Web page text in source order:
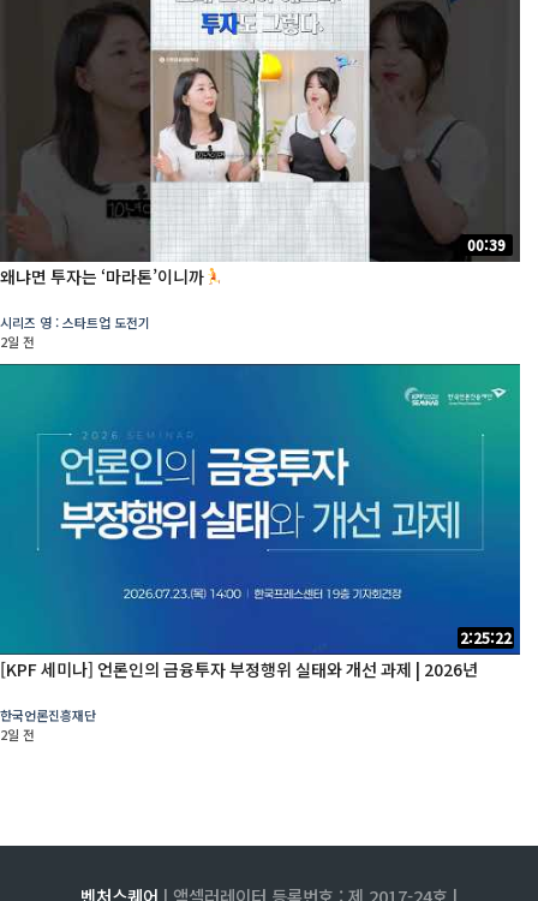
00:39
왜냐면 투자는 ‘마라톤’이니까
시리즈 영 : 스타트업 도전기
2일 전
2:25:22
[KPF 세미나] 언론인의 금융투자 부정행위 실태와 개선 과제 | 2026년
한국언론진흥재단
2일 전
벤처스퀘어 | 액셀러레이터 등록번호 : 제 2017-24호 |